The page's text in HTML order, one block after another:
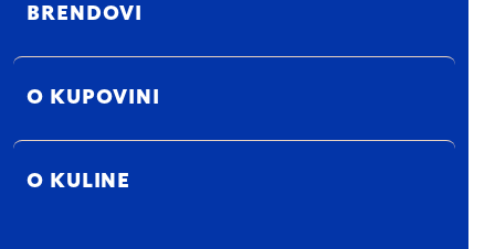
BRENDOVI
O KUPOVINI
O KULINE